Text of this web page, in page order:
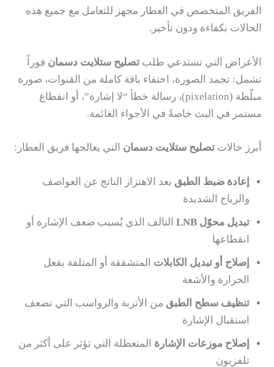
الفريق المتخصص في العطار مجهز للتعامل مع جميع هذه
الحالات بكفاءة ودون تأخير.
الأعراض التي تستدعي طلب تصليح ستلايت دسمان فوراً
تشمل: تجمد الصورة، اختفاء باقة كاملة من القنوات، صورة
مبلّطة (pixelation)، رسالة خطأ “لا إشارة”، أو انقطاع
مستمر في البث خاصةً في الأجواء الغائمة.
أبرز حالات تصليح ستلايت دسمان التي يعالجها فريق العطار:
إعادة ضبط الطبق بعد الاهتزاز الناتج عن العواصف
والرياح الشديدة
تبديل محوّل LNB
التالف الذي يُسبب ضعف الإشارة أو
انقطاعها
إصلاح أو تبديل الكابلات المتشققة أو المتلفة بفعل
الحرارة والأشعة
تنظيف سطح الطبق من الأتربة والرواسب التي تضعف
استقبال الإشارة
إصلاح موزعات الإشارة المتعطلة التي تؤثر على أكثر من
تلفزيون